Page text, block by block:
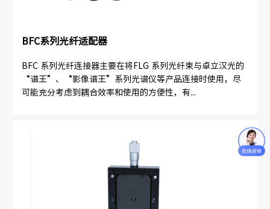
BFC系列光纤适配器
BFC 系列光纤连接器主要在将FLG 系列光纤束与卓立汉光的
“谱王”、“影像谱王”系列光谱仪等产品连接时使用，尽
可能充分考虑到耦合效率和使用的方便性，有...